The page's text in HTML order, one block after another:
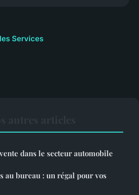
Services
dans le secteur automobile
au bureau : un régal pour vos